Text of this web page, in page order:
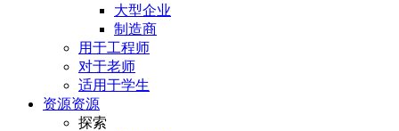
大型企业
制造商
用于工程师
对于老师
适用于学生
资源资源
探索